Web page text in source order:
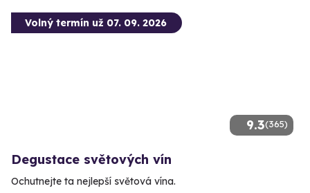
9.3(365)
Volný termín už 07. 09. 2026
Degustace světových vín
Ochutnejte ta nejlepší světová vína.